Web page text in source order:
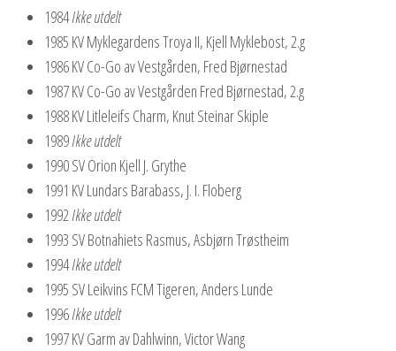
1984Ikke utdelt
1985 KV Myklegardens Troya II, Kjell Myklebost, 2.g
1986 KV Co-Go av Vestgården, Fred Bjørnestad
1987 KV Co-Go av Vestgården Fred Bjørnestad, 2.g
1988 KV Litleleifs Charm, Knut Steinar Skiple
1989Ikke utdelt
1990 SV Orion Kjell J. Grythe
1991 KV Lundars Barabass, J. I. Floberg
1992 Ikke utdelt
1993 SV Botnahiets Rasmus, Asbjørn Trøstheim
1994Ikke utdelt
1995 SV Leikvins FCM Tigeren, Anders Lunde
1996Ikke utdelt
1997 KV Garm av Dahlwinn, Victor Wang